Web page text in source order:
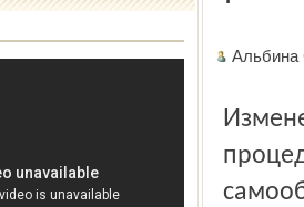
Изменение связано с удобством осуществления